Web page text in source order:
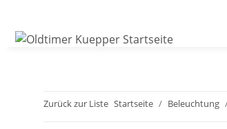
Zurück zur Liste Startseite Beleuchtung